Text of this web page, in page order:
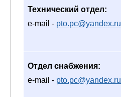
Технический отдел:
e-mail - pto.pc@yandex.ru
Отдел снабжения:
e-mail - pto.pc@yandex.ru